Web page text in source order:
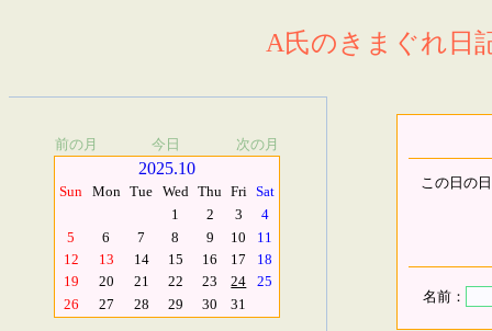
A氏のきまぐれ日
前の月 今日 次の月
2025.10
Sun Mon Tue Wed Thu Fri Sat
1
2 3
4
5
6 7 8 9 10
11
12
13 14 15 16 17
18
19
20 21 22 23 24
25
26
27 28 29 30 31
この日の
名前：